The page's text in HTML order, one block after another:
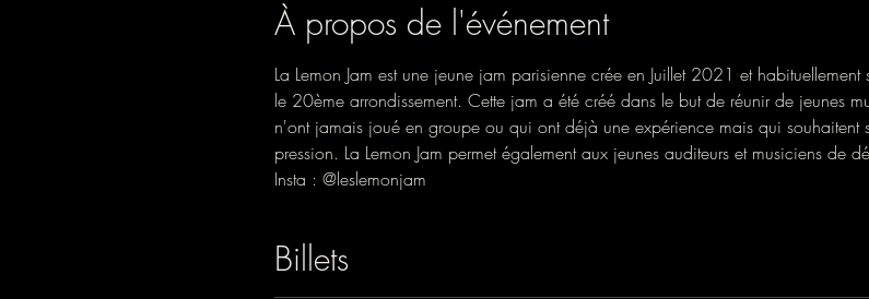
À propos de l'événement
La Lemon Jam est une jeune jam parisienne crée en Juillet 2021 et
le 20ème arrondissement. Cette jam a été créé dans le but de réunir de jeunes
n'ont jamais joué en groupe ou qui ont déjà une expérience mais qui souhaitent
pression. La Lemon Jam permet également aux jeunes auditeurs et musiciens de
Insta : @leslemonjam
Billets